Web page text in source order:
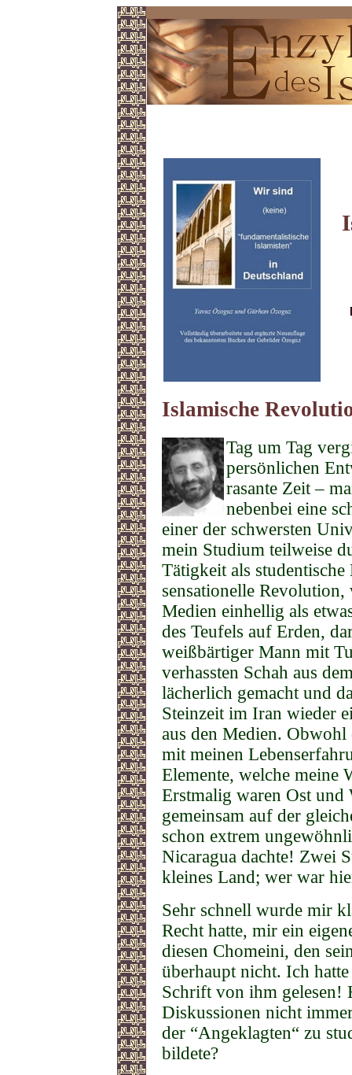
Islamische
Tag um Tag
persönlichen
rasante Zeit –
nebenbei eine
einer der schwersten
mein Studium teilweise
Tätigkeit als
sensationelle
Medien einhellig als
des Teufels auf Erden,
weißbärtiger Mann mit
verhassten Schah aus
lächerlich gemacht und
Steinzeit im Iran wieder
aus den Medien.
mit meinen
Elemente, welche meine
Erstmalig waren Ost und
gemeinsam auf der
schon extrem
Nicaragua dachte! Zwei
kleines Land; wer war
Sehr schnell wurde mir
Recht hatte, mir ein
diesen Chomeini, den
überhaupt nicht. Ich
Schrift von ihm gelesen!
Diskussionen nicht
der “Angeklagten“ zu
bildete?